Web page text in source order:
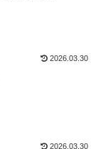
2026.03.30
2026.03.30